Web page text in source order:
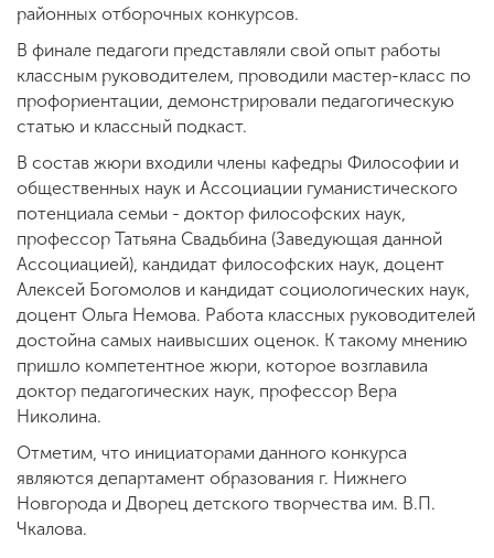
районных отборочных конкурсов.
В финале педагоги представляли свой опыт работы
классным руководителем, проводили мастер-класс по
профориентации, демонстрировали педагогическую
статью и классный подкаст.
В состав жюри входили члены кафедры Философии и
общественных наук и Ассоциации гуманистического
потенциала семьи - доктор философских наук,
профессор Татьяна Свадьбина (Заведующая данной
Ассоциацией), кандидат философских наук, доцент
Алексей Богомолов и кандидат социологических наук,
доцент Ольга Немова. Работа классных руководителей
достойна самых наивысших оценок. К такому мнению
пришло компетентное жюри, которое возглавила
доктор педагогических наук, профессор Вера
Николина.
Отметим, что инициаторами данного конкурса
являются департамент образования г. Нижнего
Новгорода и Дворец детского творчества им. В.П.
Чкалова.